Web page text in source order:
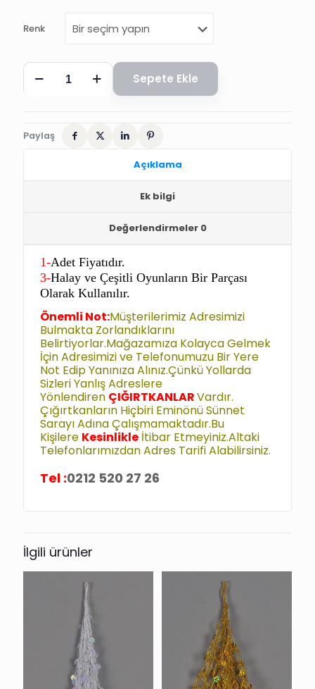
Renk
HALAY
MENDİLİ
Sepete Ekle
Paylaş
Açıklama
Ek bilgi
Değerlendirmeler 0
1-Adet Fiyatıdır.
3-Halay ve Çeşitli Oyunların Bir Parçası
Olarak Kullanılır.
Önemli Not:Müşterilerimiz Adresimizi
Bulmakta Zorlandıklarını
Belirtiyorlar.Mağazamıza Kolayca Gelmek
İçin Adresimizi ve Telefonumuzu Bir Yere
Not Edip Yanınıza Alınız.Çünkü Yollarda
Sizleri Yanlış Adreslere
Yönlendiren ÇIĞIRTKANLARVardır.
Çığırtkanların Hiçbiri Eminönü Sünnet
Sarayı Adına Çalışmamaktadır.Bu
Kişilere Kesinlikle İtibar Etmeyiniz.Altaki
Telefonlarımızdan Adres Tarifi Alabilirsiniz.
Tel :0212 520 27 26
İlgili ürünler